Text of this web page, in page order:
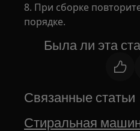
8. При сборке
порядке.
Была ли эта
Связанные статьи
Стиральная